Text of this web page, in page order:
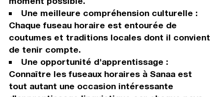
Une meilleure compréhension culturelle :
Chaque fuseau horaire est entourée de
coutumes et traditions locales dont il convient
de tenir compte.
Une opportunité d'apprentissage :
Connaître les fuseaux horaires à Sanaa est
tout autant une occasion intéressante